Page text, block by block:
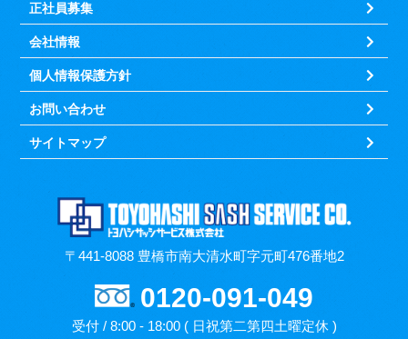
正社員募集
会社情報
個人情報保護方針
お問い合わせ
サイトマップ
〒441-8088 豊橋市南大清水町字元町476番地2
0120-091-049
受付 / 8:00 - 18:00 ( 日祝第二第四土曜定休 )